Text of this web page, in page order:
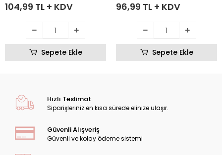
104,99 TL + KDV
Sepete Ekle
96,99 TL + KDV
Sepete Ekle
Hızlı Teslimat
Siparişleriniz en kısa sürede elinize ulaşır.
Güvenli Alışveriş
Güvenli ve kolay ödeme sistemi